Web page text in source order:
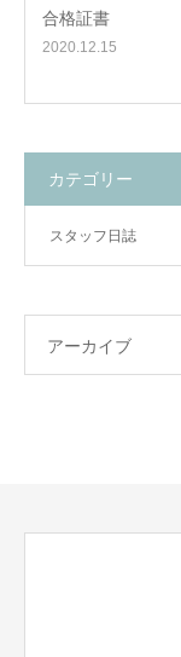
合格証書
2020.12.15
カテゴリー
スタッフ日誌
アーカイブ